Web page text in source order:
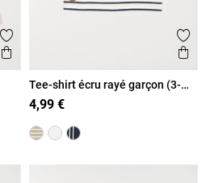
Ajouter aux favoris
Aperçu rapide
Tee-shirt écru rayé garçon (3-
36M)
4,99 €